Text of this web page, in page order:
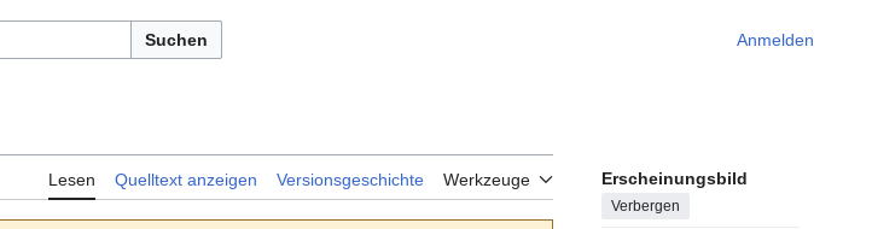
Suchen Anmelden
Lesen Quelltext anzeigen Versionsgeschichte Werkzeuge Erscheinungsbild
Verbergen